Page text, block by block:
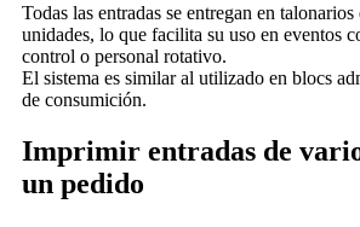
Todas las entradas se entregan en
unidades, lo que facilita su uso en eventos
control o personal rotativo.
El sistema es similar al utilizado en blocs
de consumición.
Imprimir entradas de
un pedido